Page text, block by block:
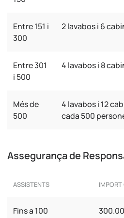
Entre 151 i
300
2 lavabos i 6
Entre 301
i 500
4 lavabos i 8
Més de
500
4 lavabos i 12
cada 500
Assegurança de
ASSISTENTS IMPORT
Fins a 100